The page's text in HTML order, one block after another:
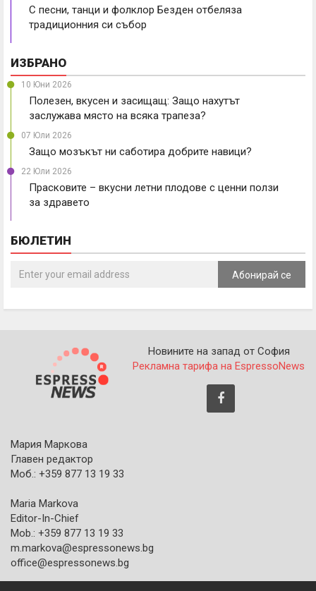
С песни, танци и фолклор Безден отбеляза
традиционния си събор
ИЗБРАНО
10 Юни 2026
Полезен, вкусен и засищащ: Защо нахутът
заслужава място на всяка трапеза?
07 Юли 2026
Защо мозъкът ни саботира добрите навици?
22 Юли 2026
Прасковите – вкусни летни плодове с ценни ползи
за здравето
БЮЛЕТИН
Абонирай се
Новините на запад от София
Рекламна тарифа на EspressoNews
Мария Маркова
Главен редактор
Моб.: +359 877 13 19 33
Maria Markova
Editor-In-Chief
Mob.: +359 877 13 19 33
m.markova@espressonews.bg
office@espressonews.bg